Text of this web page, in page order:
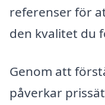
referenser för
den kvalitet du
Genom att
påverkar